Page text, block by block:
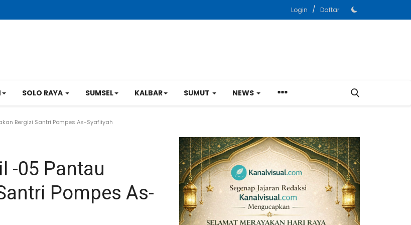
Login / Daftar
SOLO RAYA SUMSEL KALBAR SUMUT NEWS
Bergizi Santri Pompes As-Syafiiyah
-05 Pantau
Pompes As-